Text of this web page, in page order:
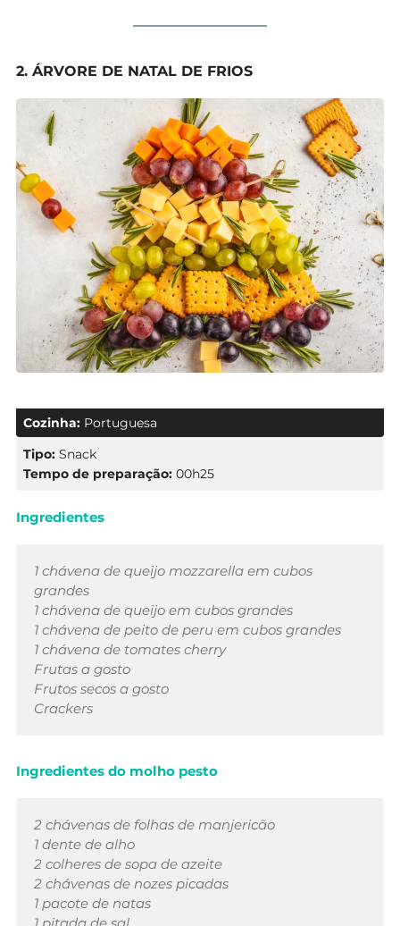
2. ÁRVORE DE NATAL DE FRIOS
Cozinha: Portuguesa
Tipo: Snack
Tempo de preparação: 00h25
Ingredientes
1 chávena de queijo mozzarella em cubos
grandes
1 chávena de queijo em cubos grandes
1 chávena de peito de peru em cubos grandes
1 chávena de tomates cherry
Frutas a gosto
Frutos secos a gosto
Crackers
Ingredientes do molho pesto
2 chávenas de folhas de manjericão
1 dente de alho
2 colheres de sopa de azeite
2 chávenas de nozes picadas
1 pacote de natas